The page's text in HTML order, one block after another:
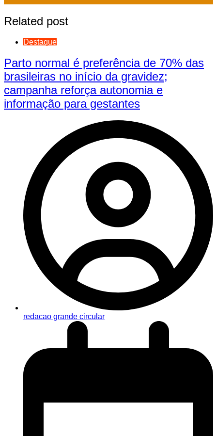
Related post
Destaque
Parto normal é preferência de 70% das
brasileiras no início da gravidez;
campanha reforça autonomia e
informação para gestantes
redacao grande circular